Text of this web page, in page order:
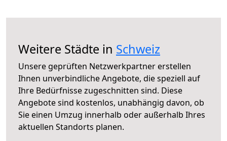
Weitere Städte in Schweiz
Unsere geprüften Netzwerkpartner erstellen
Ihnen unverbindliche Angebote, die speziell auf
Ihre Bedürfnisse zugeschnitten sind. Diese
Angebote sind kostenlos, unabhängig davon, ob
Sie einen Umzug innerhalb oder außerhalb Ihres
aktuellen Standorts planen.